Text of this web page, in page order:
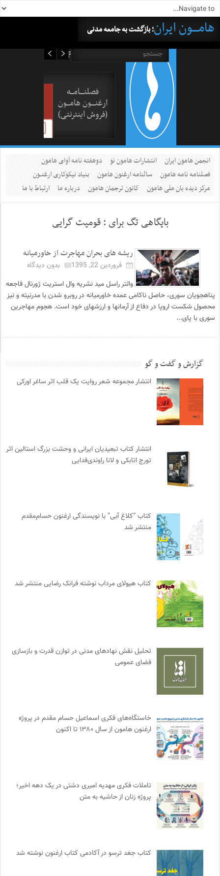
هامــــون ایران؛ بازگشت به جامعه مدنی
فصلنــــامـــه
ارغنــــون هامـــون
(فروش اینترنتی)
انجمن هامون ایران انتشارات هامون نو
دوهفته نامه آوای هامون
فصلنامه نامه هامون
سالنامه ارغنون هامون
بنیاد نیکوکاری ارغنــون
مرکز دیده بان ملی هامون
کانون ترجمان هامون درباره ما ارتباط با ما
بایگاهی تگ برای : قومیت گرایی
ریشه های بحران مهاجرت از خاورمیانه
فروردین 22, 1395
بدون دیدگاه
والتر راسل مید نشریه وال استریت ژورنال فاجعه
پناهجویان سوری، حاصل ناکامی عمده خاورمیانه در روبرو شدن با مدرنیته و نیز
محصول شکست اروپا در دفاع از آرمان­ها و ارزش­های خود است. هجوم مهاجرین
سوری با پای...
گزارش و گفت و گو
انتشار مجموعه شعر روایت یک قلب اثر ساغر اورکی
انتشار کتاب تبعیدیان ایرانی و وحشت بزرگ استالین اثر
تورج اتابکی و لانا راوندی‌فدایی
کتاب “کلاغ آبی” با نویسندگی ارغنون حسام‌مقدم
منتشر شد
کتاب هیولای مرداب نوشته فرانک رضایی منتشر شد
تحلیل نقش نهادهای مدنی در توازن قدرت و بازسازی
فضای عمومی
خاستگاه‌های فکری اسماعیل حسام مقدم در پروژه
ارغنون هامون از سال ۱۳۸۰ تا اکنون
تاملات فکری مهدیه امیری دشتی در یک دهه اخیر؛
پروژه زنان از حاشیه به متن
کتاب جغد ترسو در آکادمی کتاب ارغنون نوشته شد